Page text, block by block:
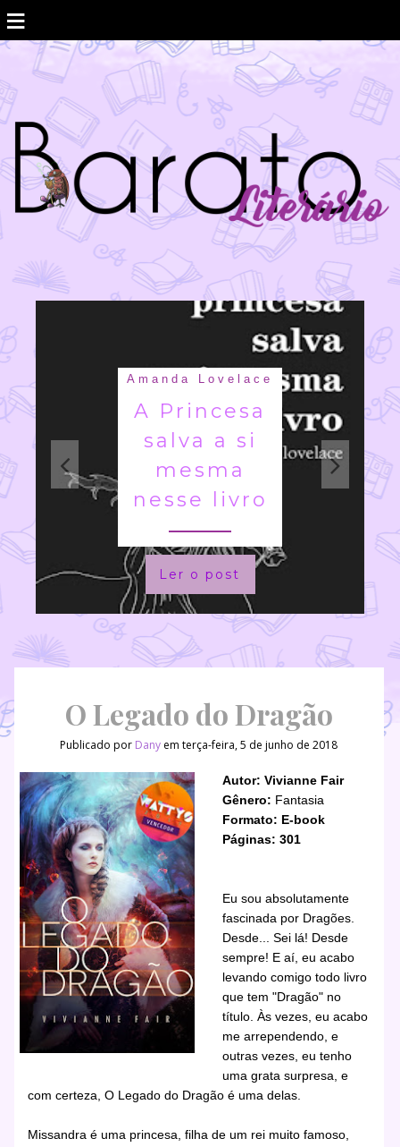
≡
Amanda Lovelace
A Princesa
salva a si
mesma
nesse livro
Ler o post
O Legado do Dragão
Publicado por Dany em terça-feira, 5 de junho de 2018
Autor: Vivianne Fair
Gênero: Fantasia
Formato: E-book
Páginas: 301
Eu sou absolutamente
fascinada por Dragões.
Desde... Sei lá! Desde
sempre! E aí, eu acabo
levando comigo todo livro
que tem "Dragão" no
título. Às vezes, eu acabo
me arrependendo, e
outras vezes, eu tenho
uma grata surpresa, e
com certeza, O Legado do Dragão é uma delas.
Missandra é uma princesa, filha de um rei muito famoso,